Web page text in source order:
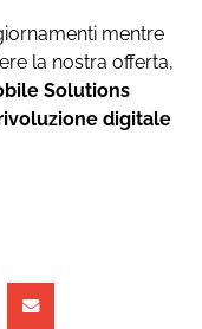
mentre
la nostra offerta,
Solutions
digitale